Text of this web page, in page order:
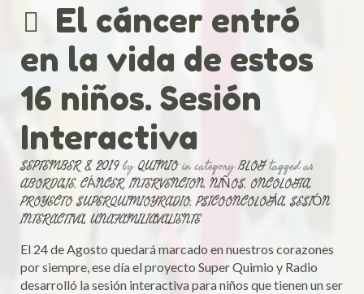
El cáncer entró
en la vida de estos
16 niños. Sesión
Interactiva
SEPTEMBER 8, 2019by QUIMIOin categoryBLOGtagged as
ABORDAJE,CÁNCER,INTERVENCION, NIÑOS, ONCOLOGIA,
PROYECTO SUPERQUIMIOYRADIO,PSICOONCOLOGÍA,SESIÓN
INTERACTIVA,UNAFAMILIAVALIENTE
El 24 de Agosto quedará marcado en nuestros corazones
por siempre, ese día el proyecto Super Quimio y Radio
desarrolló la sesión interactiva para niños que tienen un ser